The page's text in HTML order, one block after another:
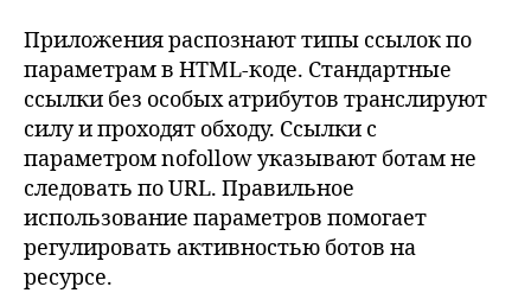
Приложения распознают типы ссылок по
параметрам в HTML-коде. Стандартные
ссылки без особых атрибутов транслируют
силу и проходят обходу. Ссылки с
параметром nofollow указывают ботам не
следовать по URL. Правильное
использование параметров помогает
регулировать активностью ботов на
ресурсе.